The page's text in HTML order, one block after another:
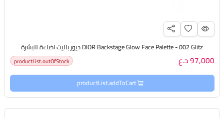
DIOR Backstage Glow Face Palette - 002 Glitz ديور باليت اضاءة للبشرة
97,000 د.ع productList.outOfStock
productList.addToCart